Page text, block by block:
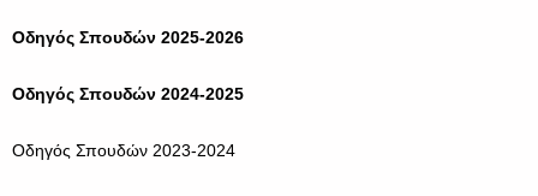
Οδηγός Σπουδών 2025-2026
Οδηγός Σπουδών 2024-2025
Οδηγός Σπουδών 2023-2024